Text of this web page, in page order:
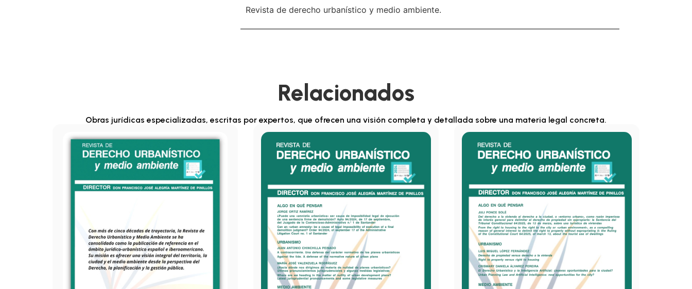
Revista de derecho urbanístico y medio ambiente.
Relacionados
Obras jurídicas especializadas, escritas por expertos, que ofrecen una visión completa y detallada sobre una materia legal concreta.